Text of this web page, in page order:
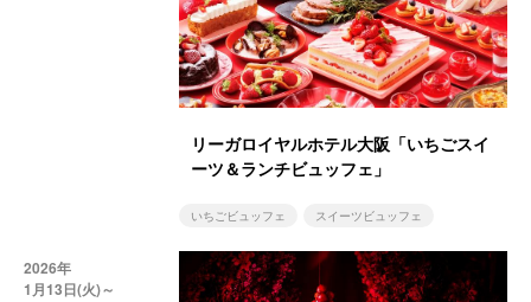
リーガロイヤルホテル大阪「いちごスイ
ーツ＆ランチビュッフェ」
いちごビュッフェ スイーツビュッフェ
2026年
1月13日(火)～